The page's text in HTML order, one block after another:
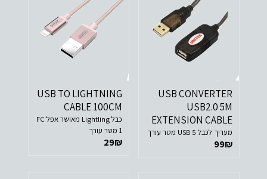
USB CONVERTER
USB2.0 5M
EXTENSION CABLE
מעריך לכבל USB 5 מטר עורך
99₪
USB TO LIGHTNING
CABLE 100CM
כבל Lightling מאושר אפל FC
1 מטר עורך
29₪